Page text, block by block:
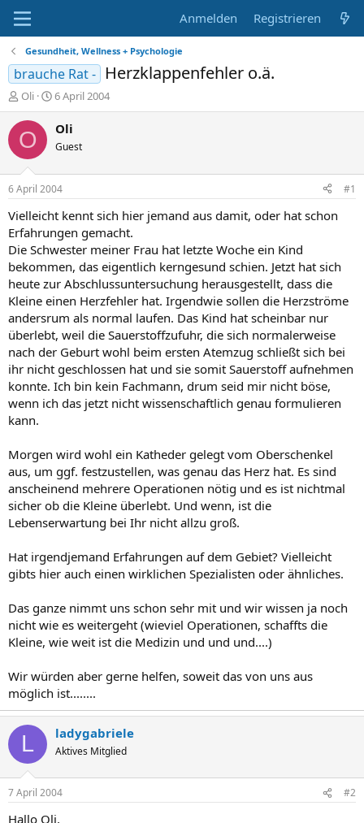
Anmelden Registrieren
Gesundheit, Wellness + Psychologie
brauche Rat - Herzklappenfehler o.ä.
E
r
s
t
e
r
Oli
E
r
s
e
l
t
a
6 April 2004
O Oli
Guest
6 April 2004 #1
Vielleicht kennt sich hier jemand aus damit, oder hat schon
Erfahrungen gemacht.
Die Schwester meiner Frau hat letzte Woche ein Kind
bekommen, das eigentlich kerngesund schien. Jetzt hat sich
heute zur Abschlussuntersuchung herausgestellt, dass die
Kleine einen Herzfehler hat. Irgendwie sollen die Herzströme
andersrum als normal laufen. Das Kind hat scheinbar nur
überlebt, weil die Sauerstoffzufuhr, die sich normalerweise
nach der Geburt wohl beim ersten Atemzug schließt sich bei
ihr nicht geschlossen hat und sie somit Sauerstoff aufnehmen
konnte. Ich bin kein Fachmann, drum seid mir nicht böse,
wenn ich das jetzt nicht wissenschaftlich genau formulieren
kann.
Morgen wird wohl ein Katheder gelegt vom Oberschenkel
aus, um ggf. festzustellen, was genau das Herz hat. Es sind
anscheinend mehrere Operationen nötig und es ist nichtmal
sicher ob die Kleine überlebt. Und wenn, ist die
Lebenserwartung bei Ihr nicht allzu groß.
Hat irgendjemand Erfahrungen auf dem Gebiet? Vielleicht
gibts hier auch einen wirklichen Spezialisten oder ähnliches.
Das ganze nimmt uns schon sehr mit und wir wissen ja noch
nicht wie es weitergeht (wieviel Operationen, schaffts die
Kleine, wie weit ist die Medizin und und und....)
Wir würden aber gerne helfen, soweit das von uns aus
möglich ist........
L ladygabriele
Aktives Mitglied
7 April 2004 #2
Hallo Oli,